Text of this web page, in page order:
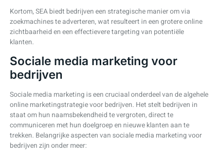
Kortom, SEA biedt bedrijven een strategische manier om via
zoekmachines te adverteren, wat resulteert in een grotere online
zichtbaarheid en een effectievere targeting van potentiële
klanten.
Sociale media marketing voor
bedrijven
Sociale media marketing is een cruciaal onderdeel van de algehele
online marketingstrategie voor bedrijven. Het stelt bedrijven in
staat om hun naamsbekendheid te vergroten, direct te
communiceren met hun doelgroep en nieuwe klanten aan te
trekken. Belangrijke aspecten van sociale media marketing voor
bedrijven zijn onder meer: